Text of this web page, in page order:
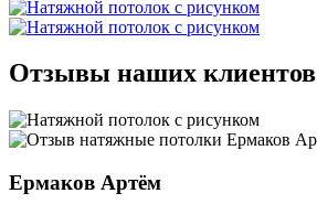
Отзывы наших клиентов
Ермаков Артём